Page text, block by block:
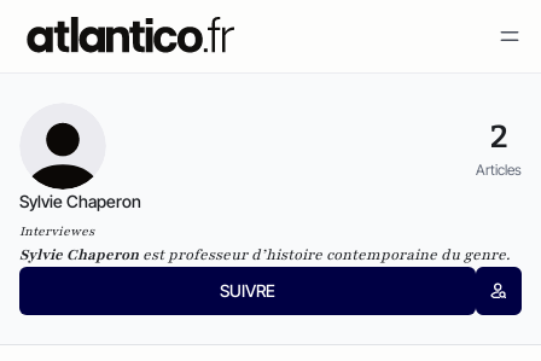
2
Articles
Sylvie Chaperon
Interviewes
Sylvie Chaperon est professeur d’histoire contemporaine du genre.
SUIVRE